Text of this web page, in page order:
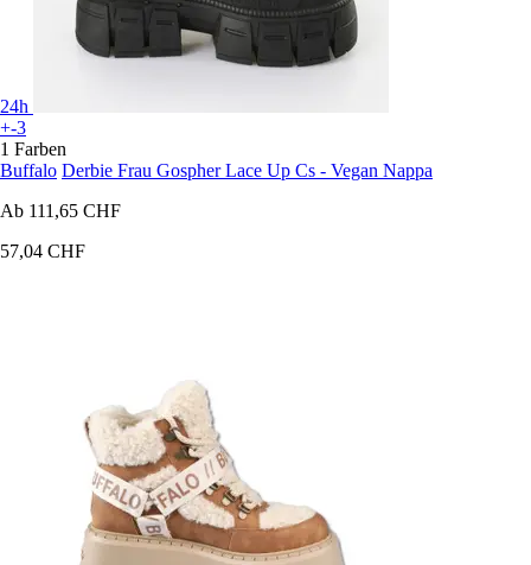
24h
+-3
1 Farben
Buffalo Derbie Frau Gospher Lace Up Cs - Vegan Nappa
Ab 111,65 CHF
57,04 CHF